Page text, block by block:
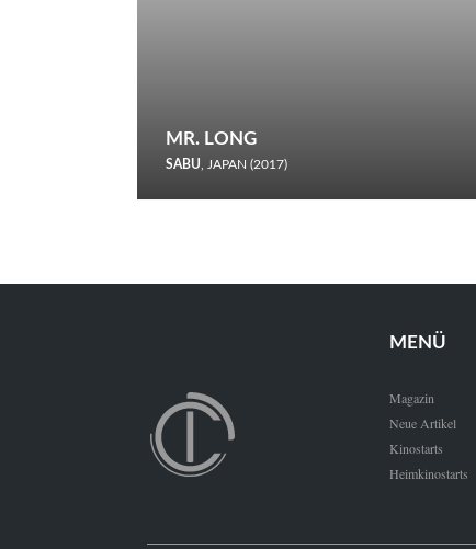
MR. LONG
SABU , JAPAN (2017)
den Wettbewerb.
MENÜ
Magazin
Neue Artikel
Kinostarts
Heimkinostarts